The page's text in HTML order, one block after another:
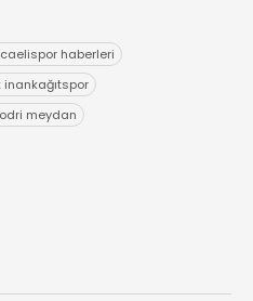
haberleri
inankağıtspor
meydan